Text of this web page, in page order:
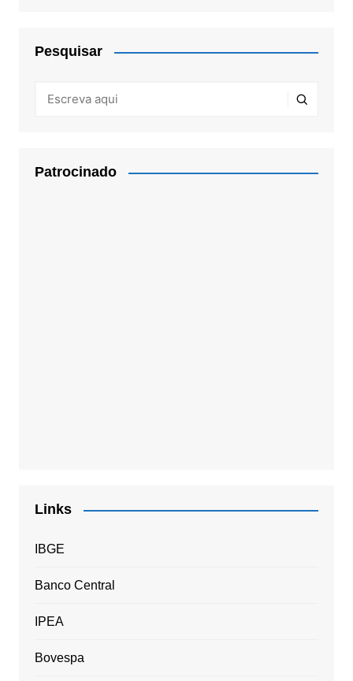
Pesquisar
Patrocinado
Links
IBGE
Banco Central
IPEA
Bovespa